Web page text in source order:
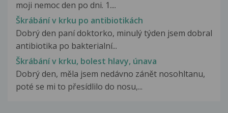
moji nemoc den po dni. 1....
Škrábání v krku po antibiotikách
Dobrý den paní doktorko, minulý týden jsem dobral
antibiotika po bakterialní...
Škrábání v krku, bolest hlavy, únava
Dobrý den, měla jsem nedávno zánět nosohltanu,
poté se mi to přesídlilo do nosu,...